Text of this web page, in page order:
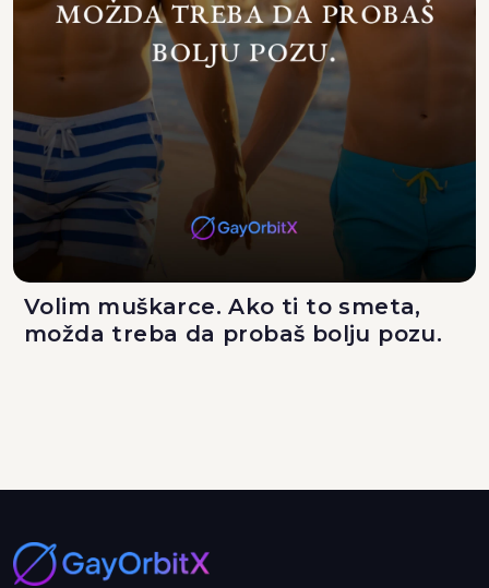
Volim muškarce. Ako ti to smeta,
možda treba da probaš bolju pozu.